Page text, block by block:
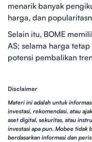
menarik banyak
harga, dan
Selain itu, BOME
AS; selama harga
potensi pembalikan
Disclaimer
Materi ini adalah untuk
investasi, rekomendasi, atau
aset digital, sekuritas, atau
investasi apa pun. Mobee
berdasarkan informasi dan